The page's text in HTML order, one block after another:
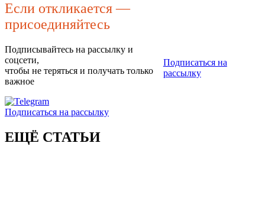
Если откликается —
присоединяйтесь
Подписывайтесь на рассылку и
соцсети,
чтобы не теряться и получать только
важное
Подписаться на рассылку
Подписаться на
рассылку
ЕЩЁ СТАТЬИ